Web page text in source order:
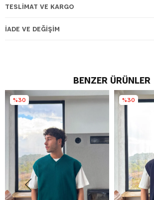
TESLIMAT VE KARGO
İADE VE DEĞIŞIM
BENZER ÜRÜNLER
%30 %30